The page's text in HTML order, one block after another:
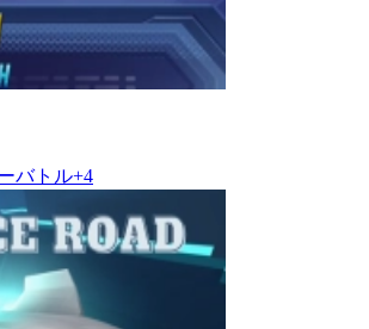
バトル+4